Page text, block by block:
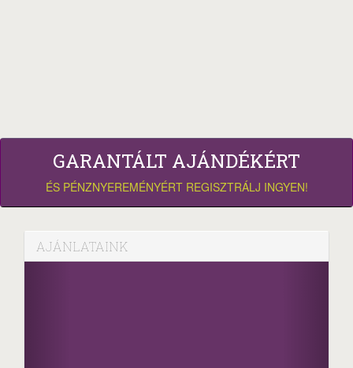
GARANTÁLT AJÁNDÉKÉRT
ÉS PÉNZNYEREMÉNYÉRT REGISZTRÁLJ INGYEN!
AJÁNLATAINK